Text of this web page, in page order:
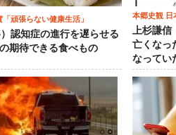
「頑張らない健康生活」
）認知症の進行を遅らせる
期待できる食べもの
本郷史観 日
上杉謙
亡くなっ
なってい